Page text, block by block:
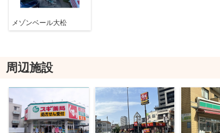
メゾンベール大松
周辺施設